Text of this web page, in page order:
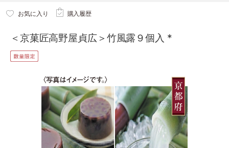
お気に入り 購入履歴
＜京菓匠高野屋貞広＞竹風露９個入 *